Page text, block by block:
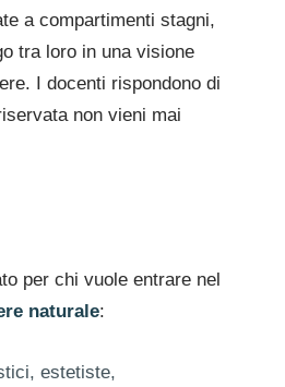
a compartimenti stagni,
tra loro in una visione
I docenti rispondono di
non vieni mai
per chi vuole entrare nel
naturale:
estetiste,